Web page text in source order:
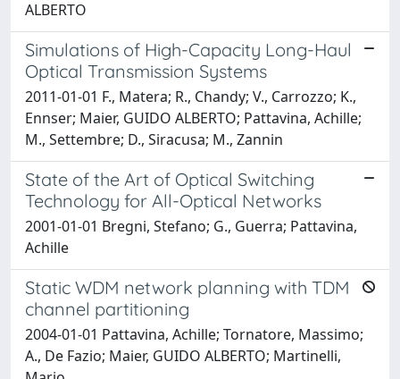
ALBERTO
Simulations of High-Capacity Long-Haul
Optical Transmission Systems
2011-01-01 F., Matera; R., Chandy; V., Carrozzo; K.,
Ennser; Maier, GUIDO ALBERTO; Pattavina, Achille;
M., Settembre; D., Siracusa; M., Zannin
State of the Art of Optical Switching
Technology for All-Optical Networks
2001-01-01 Bregni, Stefano; G., Guerra; Pattavina,
Achille
Static WDM network planning with TDM
channel partitioning
2004-01-01 Pattavina, Achille; Tornatore, Massimo;
A., De Fazio; Maier, GUIDO ALBERTO; Martinelli,